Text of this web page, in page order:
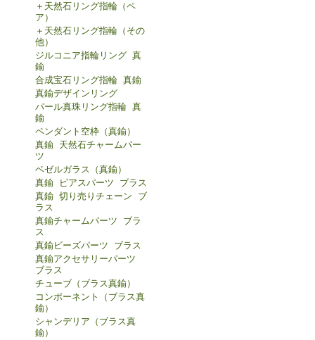
＋天然石リング指輪（ペ
ア）
＋天然石リング指輪（その
他）
ジルコニア指輪リング 真
鍮
合成宝石リング指輪 真鍮
真鍮デザインリング
パール真珠リング指輪 真
鍮
ペンダント空枠（真鍮）
真鍮 天然石チャームパー
ツ
ベゼルガラス（真鍮）
真鍮 ピアスパーツ ブラス
真鍮 切り売りチェーン ブ
ラス
真鍮チャームパーツ ブラ
ス
真鍮ビーズパーツ ブラス
真鍮アクセサリーパーツ
ブラス
チューブ（ブラス真鍮）
コンポーネント（ブラス真
鍮）
シャンデリア（ブラス真
鍮）